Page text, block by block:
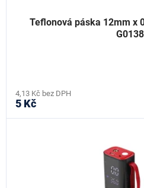
Teflonová páska 12mm x
4,13 Kč bez DPH
5 Kč